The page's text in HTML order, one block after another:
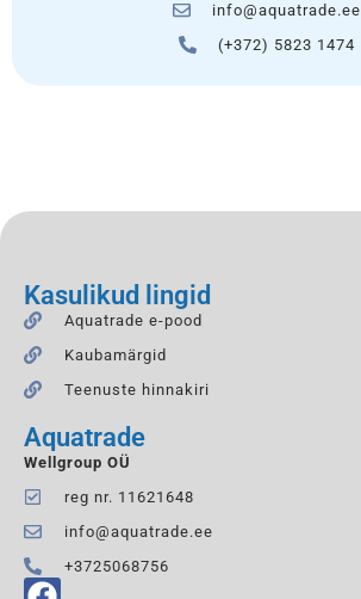
info@aquatrade.ee
(+372) 5823 1474
Kasulikud lingid
Aquatrade e-pood
Kaubamärgid
Teenuste hinnakiri
Aquatrade
Wellgroup OÜ
reg nr. 11621648
info@aquatrade.ee
+3725068756